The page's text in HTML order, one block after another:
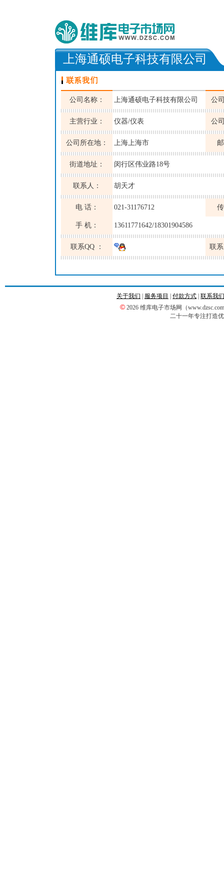
上海通硕电子科技有限公司
公司名称： 上海通硕电子科技有限公司 公
主营行业： 仪器/仪表 公
公司所在地： 上海上海市
街道地址： 闵行区伟业路18号
联系人： 胡天才
电 话： 021-31176712
手 机： 13611771642/18301904586
联系QQ ： 联
关于我们 服务项目 付款方式 联系我们
© 2026 维库电子市场网（
二十一年专注打造